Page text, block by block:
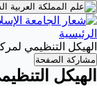
الرئيسية
الهيكل التنظيمي
مشاركة الصفحة
الهيكل